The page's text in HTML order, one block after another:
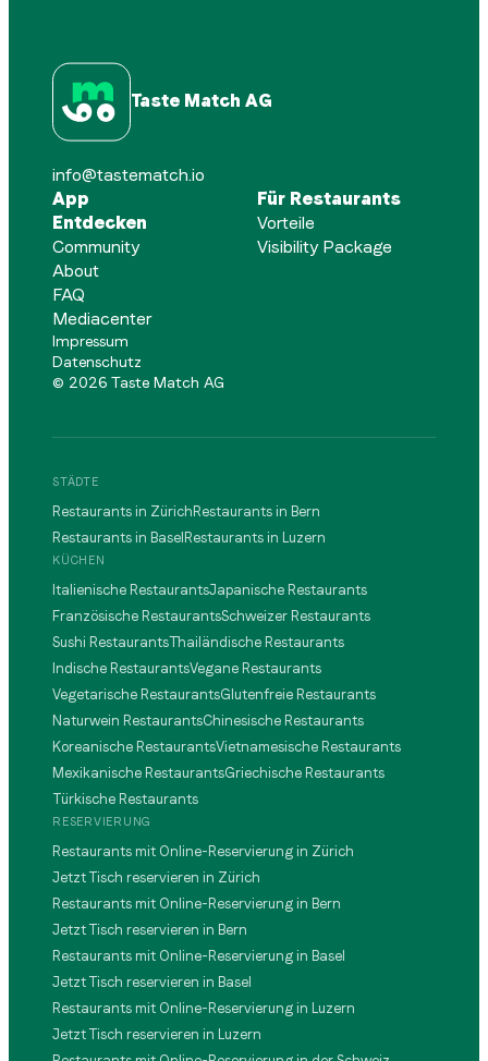
Taste Match AG
info@tastematch.io
App
Entdecken
Community
About
FAQ
Mediacenter
Für Restaurants
Vorteile
Visibility Package
Impressum
Datenschutz
© 2026 Taste Match AG
STÄDTE
Restaurants in Zürich Restaurants in Bern
Restaurants in Basel Restaurants in Luzern
KÜCHEN
Italienische RestaurantsJapanische Restaurants
Französische RestaurantsSchweizer Restaurants
Sushi RestaurantsThailändische Restaurants
Indische RestaurantsVegane Restaurants
Vegetarische RestaurantsGlutenfreie Restaurants
Naturwein RestaurantsChinesische Restaurants
Koreanische RestaurantsVietnamesische Restaurants
Mexikanische RestaurantsGriechische Restaurants
Türkische Restaurants
RESERVIERUNG
Restaurants mit Online-Reservierung in Zürich
Jetzt Tisch reservieren in Zürich
Restaurants mit Online-Reservierung in Bern
Jetzt Tisch reservieren in Bern
Restaurants mit Online-Reservierung in Basel
Jetzt Tisch reservieren in Basel
Restaurants mit Online-Reservierung in Luzern
Jetzt Tisch reservieren in Luzern